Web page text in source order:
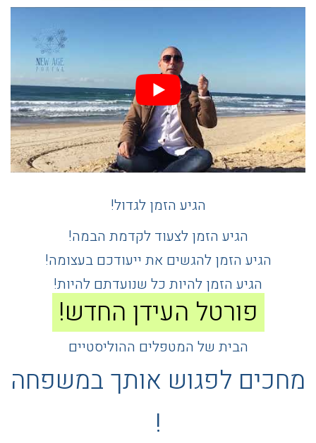
הגיע הזמן לגדול!
הגיע הזמן לצעוד לקדמת הבמה!
הגיע הזמן להגשים את ייעודכם בעצומה!
הגיע הזמן להיות כל שנועדתם להיות!
פורטל העידן החדש!
הבית של המטפלים ההוליסטיים
מחכים לפגוש אותך במשפחה
!